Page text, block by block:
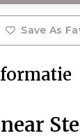
Save As